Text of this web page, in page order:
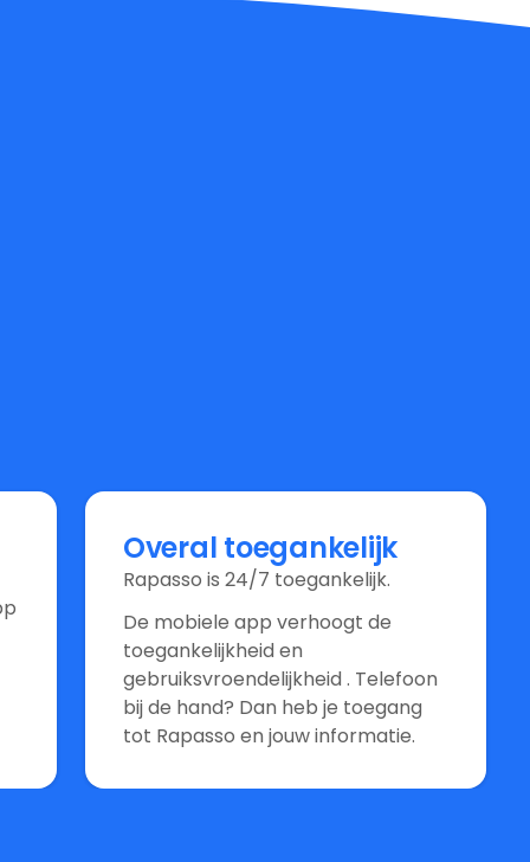
Overal toegankelijk
Rapasso is 24/7 toegankelijk.
De mobiele app verhoogt de
toegankelijkheid en
gebruiksvroendelijkheid . Telefoon
bij de hand? Dan heb je toegang
tot Rapasso en jouw informatie.